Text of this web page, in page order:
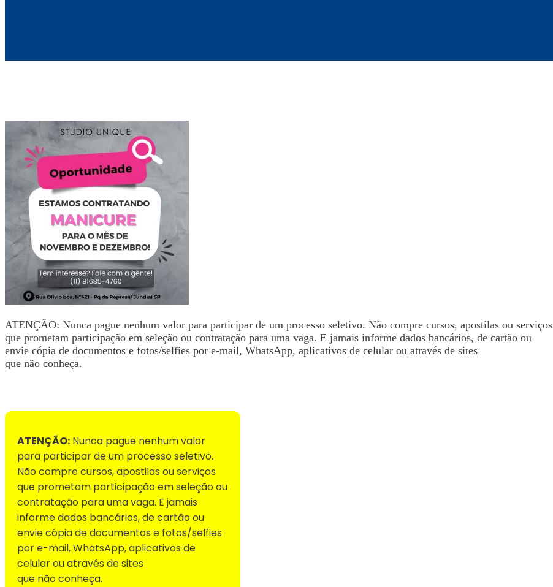
ATENÇÃO: Nunca pague nenhum valor para participar de um processo seletivo. Não compre cursos, apostilas ou serviços
que prometam participação em seleção ou contratação para uma vaga. E jamais informe dados bancários, de cartão ou
envie cópia de documentos e fotos/selfies por e-mail, WhatsApp, aplicativos de celular ou através de sites
que não conheça.
ATENÇÃO: Nunca pague nenhum valor
para participar de um processo seletivo.
Não compre cursos, apostilas ou serviços
que prometam participação em seleção ou
contratação para uma vaga. E jamais
informe dados bancários, de cartão ou
envie cópia de documentos e fotos/selfies
por e-mail, WhatsApp, aplicativos de
celular ou através de sites
que não conheça.